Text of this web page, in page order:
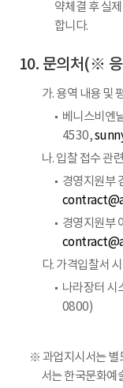
약체결 후 실
합니다.
문의처(※ 응
가. 용역 내용 및
베니스비엔
4530,
나. 입찰 접수 관련
경영지원부
경영지원부
다. 가격입찰서
나라장터 시
0800)
※ 과업지시서는 별
서는 한국문화예